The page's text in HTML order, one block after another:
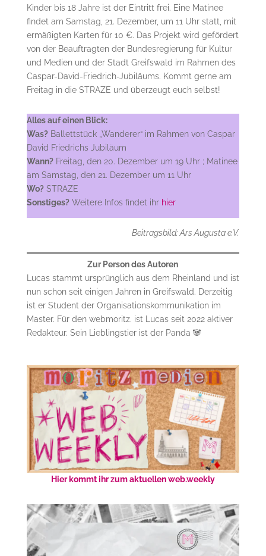
Kinder bis 18 Jahre ist der Eintritt frei. Eine Matinee
findet am Samstag, 21. Dezember, um 11 Uhr statt, mit
ermäßigten Karten für 10 €. Das Projekt wird gefördert
von der Beauftragten der Bundesregierung für Kultur
und Medien und der Stadt Greifswald im Rahmen des
Caspar-David-Friedrich-Jubiläums. Kommt gerne am
Freitag in die STRAZE und überzeugt euch selbst!
Alles auf einen Blick:
Was?Ballettstück „Wanderer“ im Rahmen von Caspar
David Friedrichs Jubiläum
Wann?Freitag, den 20. Dezember um 19 Uhr ; Matinee
am Samstag, den 21. Dezember um 11 Uhr
Wo?STRAZE
Sonstiges?Weitere Infos findet ihr hier
Beitragsbild: Ars Augusta e.V.
Zur Person des Autoren
Lucas stammt ursprünglich aus dem Rheinland und ist
nun schon seit einigen Jahren in Greifswald. Derzeitig
ist er Student der Organisationskommunikation im
Master. Für den webmoritz. ist Lucas seit 2022 aktiver
Redakteur. Sein Lieblingstier ist der Panda 🐼
Hier kommt ihr zum aktuellen web.weekly